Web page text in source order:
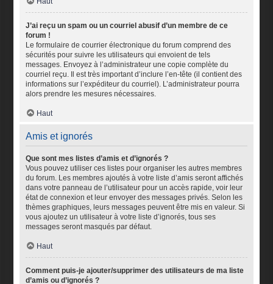
J’ai reçu un spam ou un courriel abusif d’un membre de ce
forum !
Le formulaire de courrier électronique du forum comprend des
sécurités pour suivre les utilisateurs qui envoient de tels
messages. Envoyez à l’administrateur une copie complète du
courriel reçu. Il est très important d’inclure l’en-tête (il contient des
informations sur l’expéditeur du courriel). L’administrateur pourra
alors prendre les mesures nécessaires.
Haut
Amis et ignorés
Que sont mes listes d’amis et d’ignorés ?
Vous pouvez utiliser ces listes pour organiser les autres membres
du forum. Les membres ajoutés à votre liste d’amis seront affichés
dans votre panneau de l’utilisateur pour un accès rapide, voir leur
état de connexion et leur envoyer des messages privés. Selon les
thèmes graphiques, leurs messages peuvent être mis en valeur. Si
vous ajoutez un utilisateur à votre liste d’ignorés, tous ses
messages seront masqués par défaut.
Haut
Comment puis-je ajouter/supprimer des utilisateurs de ma liste
d’amis ou d’ignorés ?